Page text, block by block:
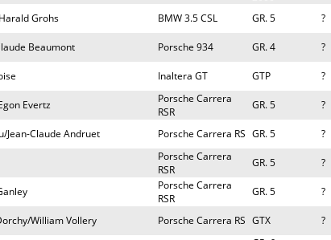
Grohs BMW 3.5 CSL GR. 5 ?
Beaumont Porsche 934 GR. 4 ?
Inaltera GT GTP ?
Evertz
Porsche Carrera
RSR
GR. 5 ?
Jean-Claude Andruet Porsche Carrera RS GR. 5 ?
Porsche Carrera
RSR
GR. 5 ?
Porsche Carrera
RSR
GR. 5 ?
William Vollery Porsche Carrera RS GTX ?